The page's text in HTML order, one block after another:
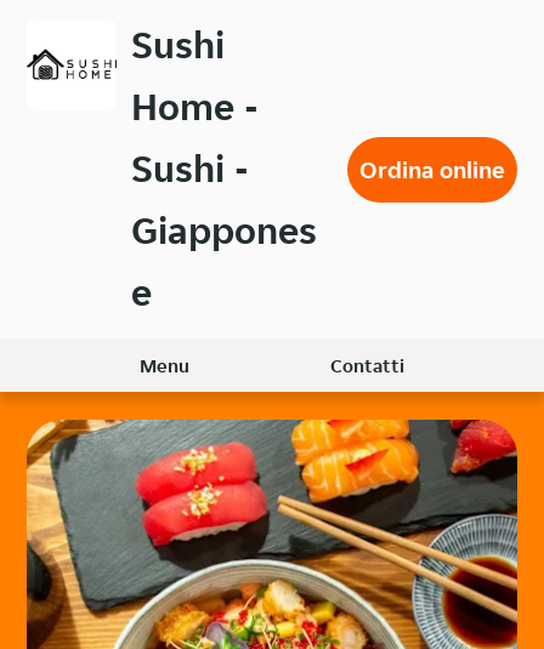
contenuto
Sushi
Home -
Sushi -
Giappones
e
Ordina online
Menu Contatti